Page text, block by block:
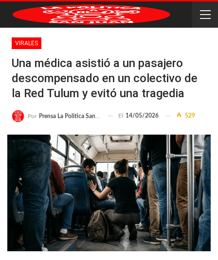
VIRALES
Una médica asistió a un pasajero
descompensado en un colectivo de
la Red Tulum y evitó una tragedia
Por Prensa La Politica San Juan El 14/05/2026 529